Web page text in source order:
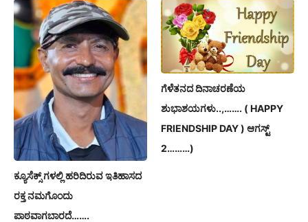
ಕ್ಯೂಸೆಕ್ಸ್ ಗಳಲ್ಲಿ ಹರಿದಿರುವ ಇತಿಹಾಸದ
ರಕ್ತ ನಮಗೊಂದು
ಪಾಠವಾಗಬಾರದೆ…….
ಗೆಳೆತನದ ದಿನಾಚರಣೆಯ
ಶುಭಾಶಯಗಳು..,……. ( HAPPY
FRIENDSHIP DAY ) ಆಗಸ್ಟ್
2………)